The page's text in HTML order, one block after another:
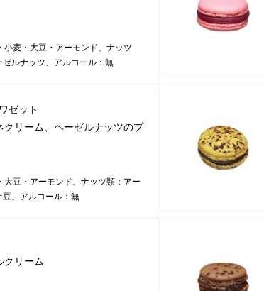
麦・大豆・アーモンド、ナッツ
ルナッツ、アルコール：無
ゼット
リーム、ヘーゼルナッツのプ
豆・アーモンド、ナッツ類：アー
、アルコール：無
クリーム